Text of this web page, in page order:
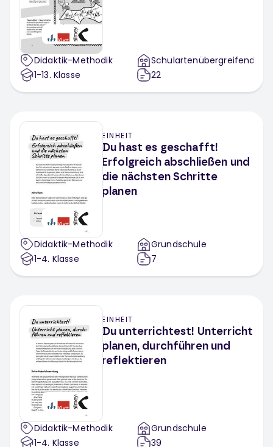
Didaktik-Methodik
1-13. Klasse
Schulartenübergreifend
22
EINHEIT
Du hast es geschafft!
Erfolgreich abschließen und
die nächsten Schritte
planen
Didaktik-Methodik
1-4. Klasse
Grundschule
7
EINHEIT
Du unterrichtest! Unterricht
planen, durchführen und
reflektieren
Didaktik-Methodik
1-4. Klasse
Grundschule
39